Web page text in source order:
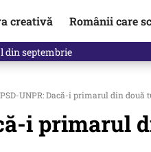
creativă Românii care
la Ministerul de
UNPR: Dacă-i primarul din două
i primarul